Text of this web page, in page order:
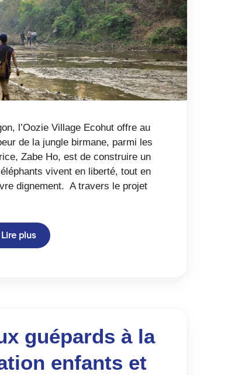
l’Oozie Village Ecohut offre au
de la jungle birmane, parmi les
Zabe Ho, est de construire un
vivent en liberté, tout en
dignement. A travers le projet
Lire plus
guépards à la
enfants et